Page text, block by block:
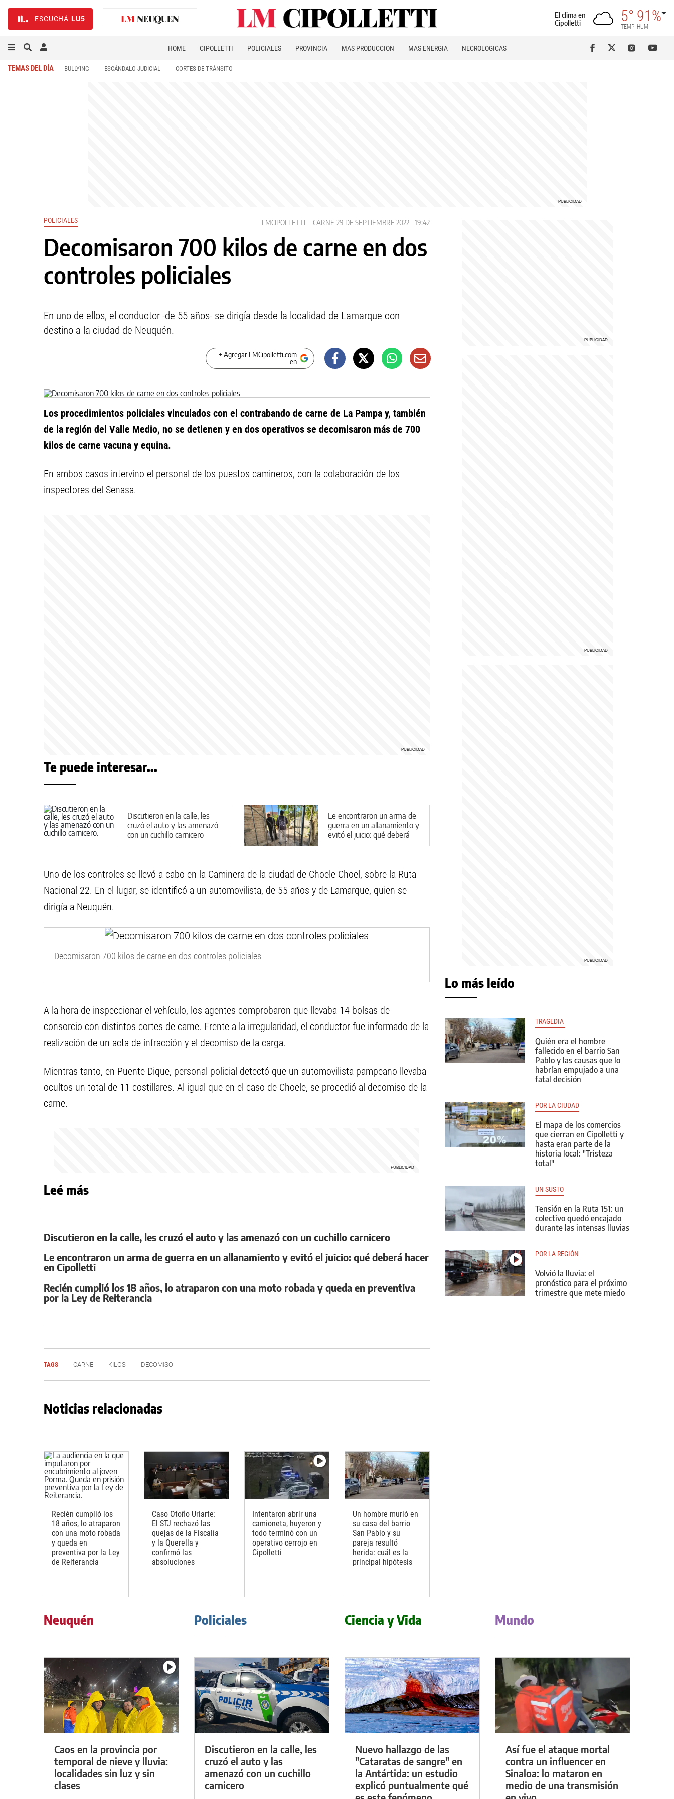
ESCUCHÁ LU5
El clima en
Cipolletti
5°
TEMP
91%
HUM
HOME CIPOLLETTI POLICIALES PROVINCIA MÁS PRODUCCIÓN MÁS ENERGÍA NECROLÓGICAS
TEMAS DEL DÍA BULLYING ESCÁNDALO JUDICIAL CORTES DE TRÁNSITO
POLICIALES LMCIPOLLETTI CARNE 29 DE SEPTIEMBRE 2022 - 19:42
Decomisaron 700 kilos de carne en dos
controles policiales
En uno de ellos, el conductor -de 55 años- se dirigía desde la localidad de Lamarque con
destino a la ciudad de Neuquén.
+ Agregar LMCipolletti.com
en
Los procedimientos policiales vinculados con el contrabando de carne de La Pampa y, también
de la región del Valle Medio, no se detienen y en dos operativos se decomisaron más de 700
kilos de carne vacuna y equina.
En ambos casos intervino el personal de los puestos camineros, con la colaboración de los
inspectores del Senasa.
Te puede interesar...
Discutieron en la calle, les
cruzó el auto y las amenazó
con un cuchillo carnicero
Le encontraron un arma de
guerra en un allanamiento y
evitó el juicio: qué deberá
hacer en Cipolletti
Uno de los controles se llevó a cabo en la Caminera de la ciudad de Choele Choel, sobre la Ruta
Nacional 22. En el lugar, se identificó a un automovilista, de 55 años y de Lamarque, quien se
dirigía a Neuquén.
Decomisaron 700 kilos de carne en dos controles policiales
A la hora de inspeccionar el vehículo, los agentes comprobaron que llevaba 14 bolsas de
consorcio con distintos cortes de carne. Frente a la irregularidad, el conductor fue informado de la
realización de un acta de infracción y el decomiso de la carga.
Mientras tanto, en Puente Dique, personal policial detectó que un automovilista pampeano llevaba
ocultos un total de 11 costillares. Al igual que en el caso de Choele, se procedió al decomiso de la
carne.
Leé más
Discutieron en la calle, les cruzó el auto y las amenazó con un cuchillo carnicero
Le encontraron un arma de guerra en un allanamiento y evitó el juicio: qué deberá hacer
en Cipolletti
Recién cumplió los 18 años, lo atraparon con una moto robada y queda en preventiva
por la Ley de Reiterancia
TAGS CARNE KILOS DECOMISO
Noticias relacionadas
Recién cumplió los
18 años, lo atraparon
con una moto robada
y queda en
preventiva por la Ley
de Reiterancia
Caso Otoño Uriarte:
El STJ rechazó las
quejas de la Fiscalía
y la Querella y
confirmó las
absoluciones
Intentaron abrir una
camioneta, huyeron y
todo terminó con un
operativo cerrojo en
Cipolletti
Un hombre murió en
su casa del barrio
San Pablo y su
pareja resultó
herida: cuál es la
principal hipótesis
Lo más leído
TRAGEDIA
Quién era el hombre
fallecido en el barrio San
Pablo y las causas que lo
habrían empujado a una
fatal decisión
POR LA CIUDAD
El mapa de los comercios
que cierran en Cipolletti y
hasta eran parte de la
historia local: "Tristeza
total"
UN SUSTO
Tensión en la Ruta 151: un
colectivo quedó encajado
durante las intensas lluvias
POR LA REGIÓN
Volvió la lluvia: el
pronóstico para el próximo
trimestre que mete miedo
Neuquén
Caos en la provincia por
temporal de nieve y lluvia:
localidades sin luz y sin
clases
Policiales
Discutieron en la calle, les
cruzó el auto y las
amenazó con un cuchillo
carnicero
Ciencia y Vida
Nuevo hallazgo de las
"Cataratas de sangre" en
la Antártida: un estudio
explicó puntualmente qué
Mundo
Así fue el ataque mortal
contra un influencer en
Sinaloa: lo mataron en
medio de una transmisión